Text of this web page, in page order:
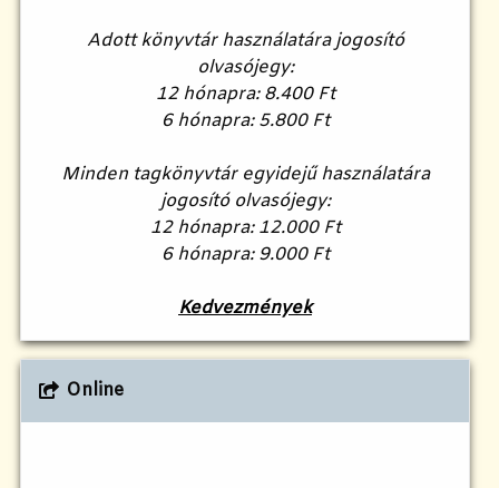
Adott könyvtár használatára jogosító
olvasójegy:
12 hónapra: 8.400 Ft
6 hónapra: 5.800 Ft
Minden tagkönyvtár egyidejű használatára
jogosító olvasójegy:
12 hónapra: 12.000 Ft
6 hónapra: 9.000 Ft
Kedvezmények
Online